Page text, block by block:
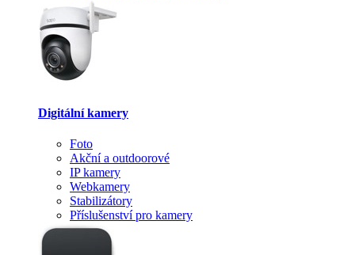
Digitální kamery
Foto
Akční a outdoorové
IP kamery
Webkamery
Stabilizátory
Příslušenství pro kamery